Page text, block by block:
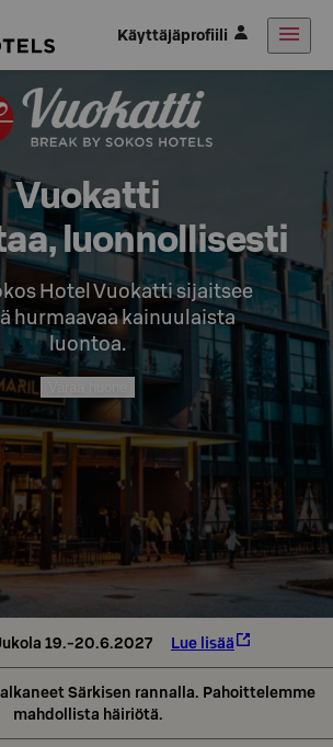
Käyttäjäprofiili
Vuokatti
luonnollisesti
Hotel Vuokatti sijaitsee
hurmaavaa kainuulaista
luontoa.
19.-20.6.2027 Lue lisää
Särkisen rannalla. Pahoittelemme
mahdollista häiriötä.